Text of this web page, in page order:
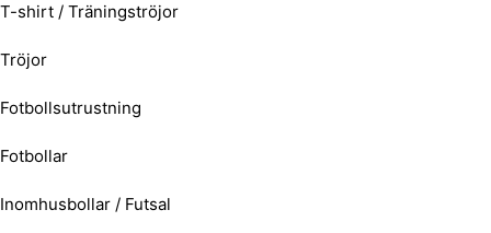
T-shirt / Träningströjor
Tröjor
Fotbollsutrustning
Fotbollar
Inomhusbollar / Futsal